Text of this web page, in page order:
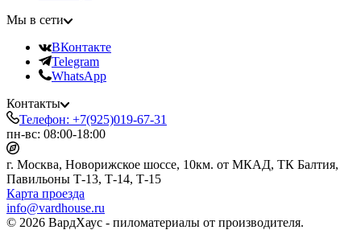
Мы в сети
ВКонтакте
Telegram
WhatsApp
Контакты
Телефон: +7(925)019-67-31
пн-вс: 08:00-18:00
г. Москва, Новорижское шоссе, 10км. от МКАД, ТК Балтия,
Павильоны Т-13, Т-14, Т-15
Карта проезда
info@vardhouse.ru
© 2026 ВардХаус - пиломатериалы от производителя.